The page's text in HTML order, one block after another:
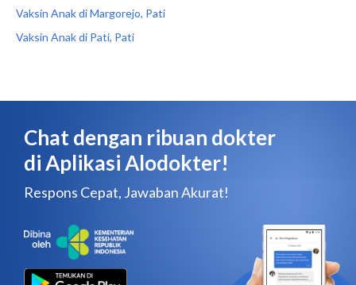
Vaksin Anak di Margorejo, Pati
Vaksin Anak di Pati, Pati